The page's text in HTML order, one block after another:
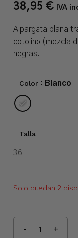
38,95 € IVA
Alpargata plana
cotolino (mezcla
negras.
Color : Blanco
Talla
Solo quedan 2